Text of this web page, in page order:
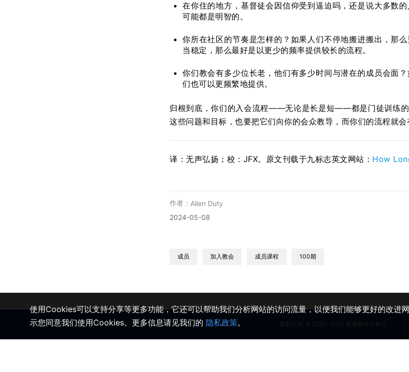
在你住的地方，基督徒会因信仰受到逼迫吗，还是说大多数
可能都是明智的。
你所在社区的节奏是怎样的？如果人们不停地搬进搬出，那
当稳定，那么最好是以更少的频率提供较长的流程。
你们教会有多少位长老，他们有多少时间与潜在的成员会面
们也可以更频繁地提供。
归根到底，你们的入会流程——无论是长是短——都是门徒训练的
这些问题和目标，也要把它们向你的会众教导，而你们的流程就
译：无声弘扬；校：JFX。原文刊载于九标志英文网站： How
作者： Allen Duty
2024-05-08
成员 加入教会 成员课程 100期
版权所有 © 2020-2026 健康教会九标志
使用Cookies可以支持分享等更多功能，它还可以帮助我们分析网站的访问流量，以便我们能够更好的改进
示您同意我们使用Cookies。更多信息请见我们的 隐私政策。